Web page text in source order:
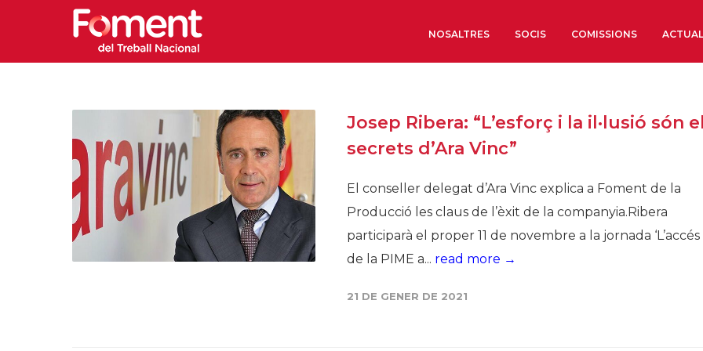
NOSALTRES
Òrgans de Govern
Estructura Executiva
Institut d’Estudis
Societat Barcelonesa
Econòmics i Socials
SOCIS COMISSIONS
Josep Ribera: “L’esforç i la il·lusió són
secrets d’Ara Vinc”
El conseller delegat d’Ara Vinc explica a Foment de la
Producció les claus de l’èxit de la companyia.Ribera
participarà el proper 11 de novembre a la jornada ‘L’accés
de la PIME a... read more →
21 DE GENER DE 2021